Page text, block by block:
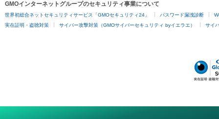
GMOインターネットグループのセキュリティ事業について
世界初総合ネットセキュリティサービス「GMOセキュリティ24」 パスワード漏洩診断
実在証明・盗聴対策
サイバー攻撃対策（GMOサイバーセキュリティ byイエラエ） サイ